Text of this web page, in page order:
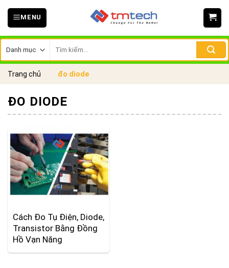
Skip
MENU
kiếm:
Trang chủ đo diode
ĐO DIODE
Cách Đo Tụ Điện, Diode,
Transistor Bằng Đồng
Hồ Vạn Năng